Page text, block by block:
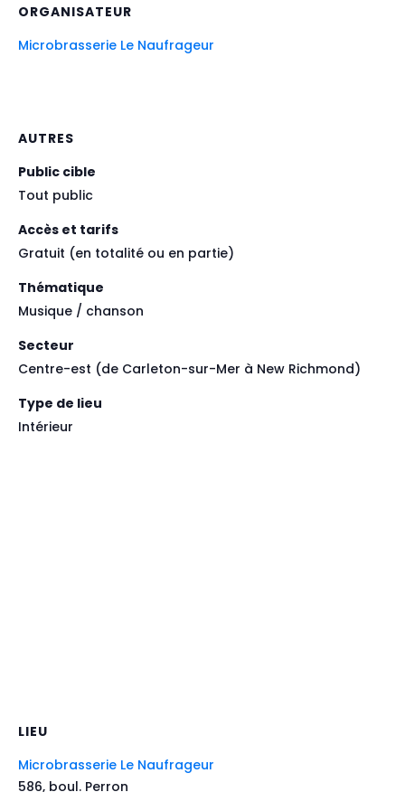
ORGANISATEUR
Microbrasserie Le Naufrageur
AUTRES
Public cible
Tout public
Accès et tarifs
Gratuit (en totalité ou en partie)
Thématique
Musique / chanson
Secteur
Centre-est (de Carleton-sur-Mer à New Richmond)
Type de lieu
Intérieur
LIEU
Microbrasserie Le Naufrageur
586, boul. Perron